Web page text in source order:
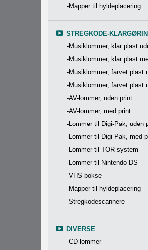
-Mapper til hyldeplacering
STREGKODE-
-Musiklommer, klar plast
-Musiklommer, klar plast
-Musiklommer, farvet plast
-Musiklommer, farvet plast
-AV-lommer, uden print
-AV-lommer, med print
-Lommer til Digi-Pak, uden
-Lommer til Digi-Pak, med
-Lommer til TOR-system
-Lommer til Nintendo DS
-VHS-bokse
-Mapper til hyldeplacering
-Stregkodescannere
DIVERSE
-CD-lommer